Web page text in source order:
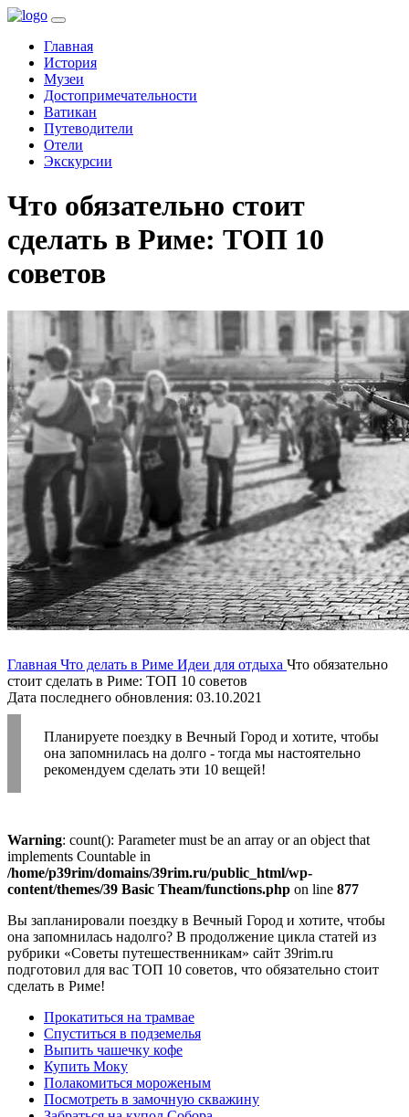
Главная(current)
История
Музеи
Достопримечательности
Ватикан
Путеводители
Отели
Экскурсии
Что обязательно стоит
сделать в Риме: ТОП 10
советов
Главная Что делать в Риме Идеи для отдыха Что обязательно
стоит сделать в Риме: ТОП 10 советов
Дата последнего обновления: 03.10.2021
Планируете поездку в Вечный Город и хотите, чтобы
она запомнилась на долго - тогда мы настоятельно
рекомендуем сделать эти 10 вещей!
Warning: count(): Parameter must be an array or an object that
implements Countable in
/home/p39rim/domains/39rim.ru/public_html/wp-
content/themes/39 Basic Theam/functions.php on line 877
Вы запланировали поездку в Вечный Город и хотите, чтобы
она запомнилась надолго? В продолжение цикла статей из
рубрики «Советы путешественникам» сайт 39rim.ru
подготовил для вас ТОП 10 советов, что обязательно стоит
сделать в Риме!
Прокатиться на трамвае
Спуститься в подземелья
Выпить чашечку кофе
Купить Моку
Полакомиться мороженым
Посмотреть в замочную скважину